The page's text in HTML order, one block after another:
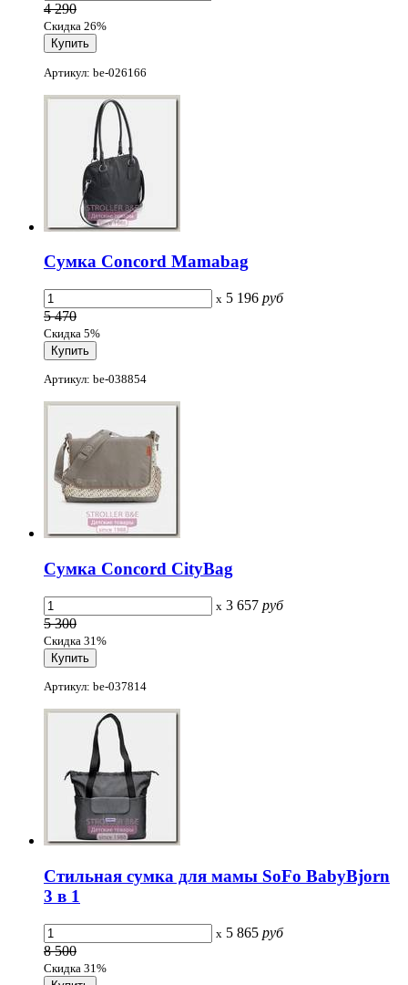
4 290
Скидка 26%
Артикул: be-026166
Сумка Concord Mamabag
x 5 196 руб
5 470
Скидка 5%
Артикул: be-038854
Сумка Concord CityBag
x 3 657 руб
5 300
Скидка 31%
Артикул: be-037814
Стильная сумка для мамы SoFo BabyBjorn
3 в 1
x 5 865 руб
8 500
Скидка 31%